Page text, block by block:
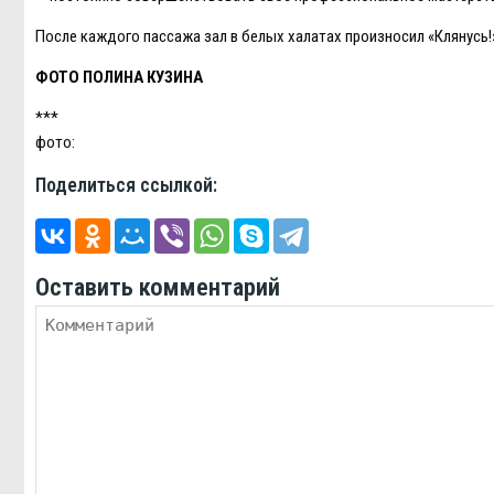
После каждого пассажа зал в белых халатах произносил
ФОТО ПОЛИНА КУЗИНА
***
фото:
Поделиться ссылкой:
Оставить комментарий